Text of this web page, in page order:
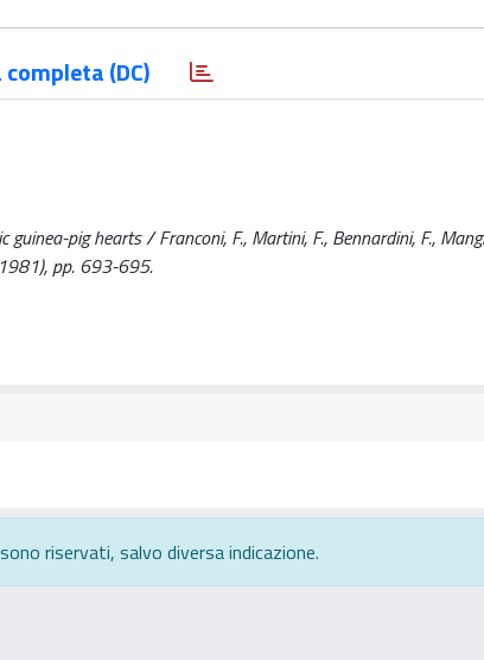
completa (DC)
pig hearts / Franconi, F., Martini, F., Bennardini, F.,
pp. 693-695.
riservati, salvo diversa indicazione.